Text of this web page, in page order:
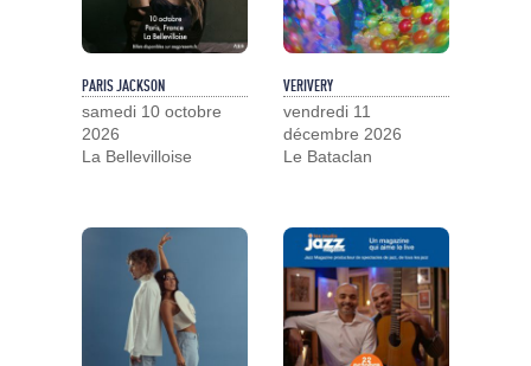
PARIS JACKSON
samedi 10 octobre
2026
La Bellevilloise
VERIVERY
vendredi 11
décembre 2026
Le Bataclan